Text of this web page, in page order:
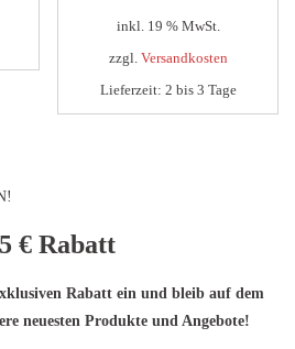
inkl. 19 % MwSt.
zzgl. Versandkosten
Lieferzeit: 2 bis 3 Tage
5 € Rabatt
Rabatt ein und bleib auf dem
neuesten Produkte und Angebote!